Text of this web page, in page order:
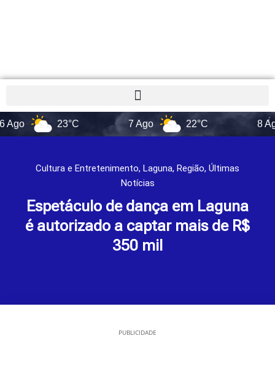
23°C 7 Ago 22°C
Cultura e Entretenimento, Laguna, Região, Últimas
Notícias
Espetáculo de dança em Laguna
é autorizado a captar mais de R$
350 mil
PUBLICIDADE